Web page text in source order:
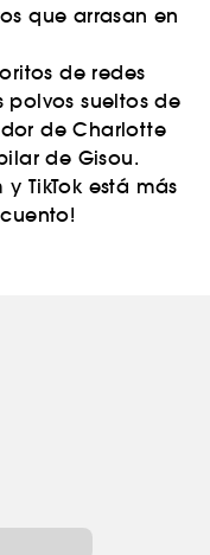
que arrasan en
de redes
polvos sueltos de
de Charlotte
de Gisou.
TikTok está más